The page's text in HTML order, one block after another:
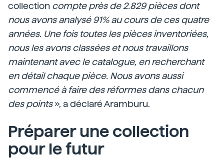
collection compte près de 2.829 pièces dont
nous avons analysé 91% au cours de ces quatre
années. Une fois toutes les pièces inventoriées,
nous les avons classées et nous travaillons
maintenant avec le catalogue, en recherchant
en détail chaque pièce. Nous avons aussi
commencé à faire des réformes dans chacun
des points», a déclaré Aramburu.
Préparer une collection
pour le futur